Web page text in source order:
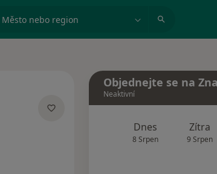
Město nebo region
Objednejte se na
Neaktivní
Dnes
8 Srpen
Zítra
9 Srpen